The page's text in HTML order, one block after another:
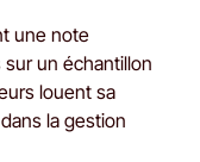
une note
sur un échantillon
louent sa
la gestion